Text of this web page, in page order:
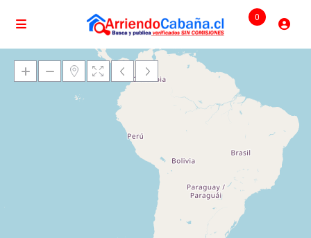
0
Cargando mapas